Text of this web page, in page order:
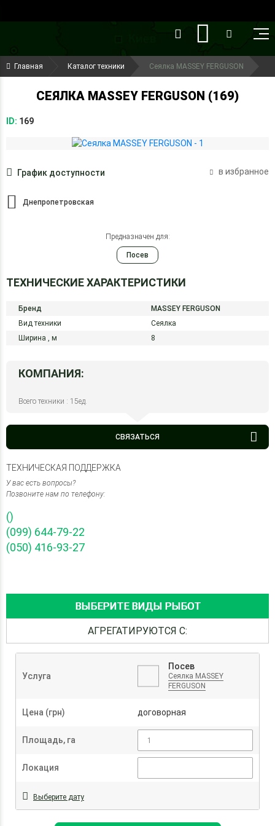
(099) 644-79-22
(050) 416-93-27
Главная Каталог техники Сеялка MASSEY FERGUSON
СЕЯЛКА MASSEY FERGUSON (169)
ID: 169
График доступности в избранное
Днепропетровская
Предназначен для:
Посев
ТЕХНИЧЕСКИЕ ХАРАКТЕРИСТИКИ
Бренд
MASSEY FERGUSON
Вид техники
Сеялка
Ширина , м 8
КОМПАНИЯ:
Всего техники : 15ед.
СВЯЗАТЬСЯ
ТЕХНИЧЕСКАЯ ПОДДЕРЖКА
У вас есть вопросы?
Позвоните нам по телефону:
()
(099) 644-79-22
(050) 416-93-27
ВЫБЕРИТЕ ВИДЫ РЫБОТ
АГРЕГАТИРУЮТСЯ С:
Услуга
Посев
Сеялка MASSEY
FERGUSON
Цена (грн) договорная
Площадь, га
Локация
Выберите дату